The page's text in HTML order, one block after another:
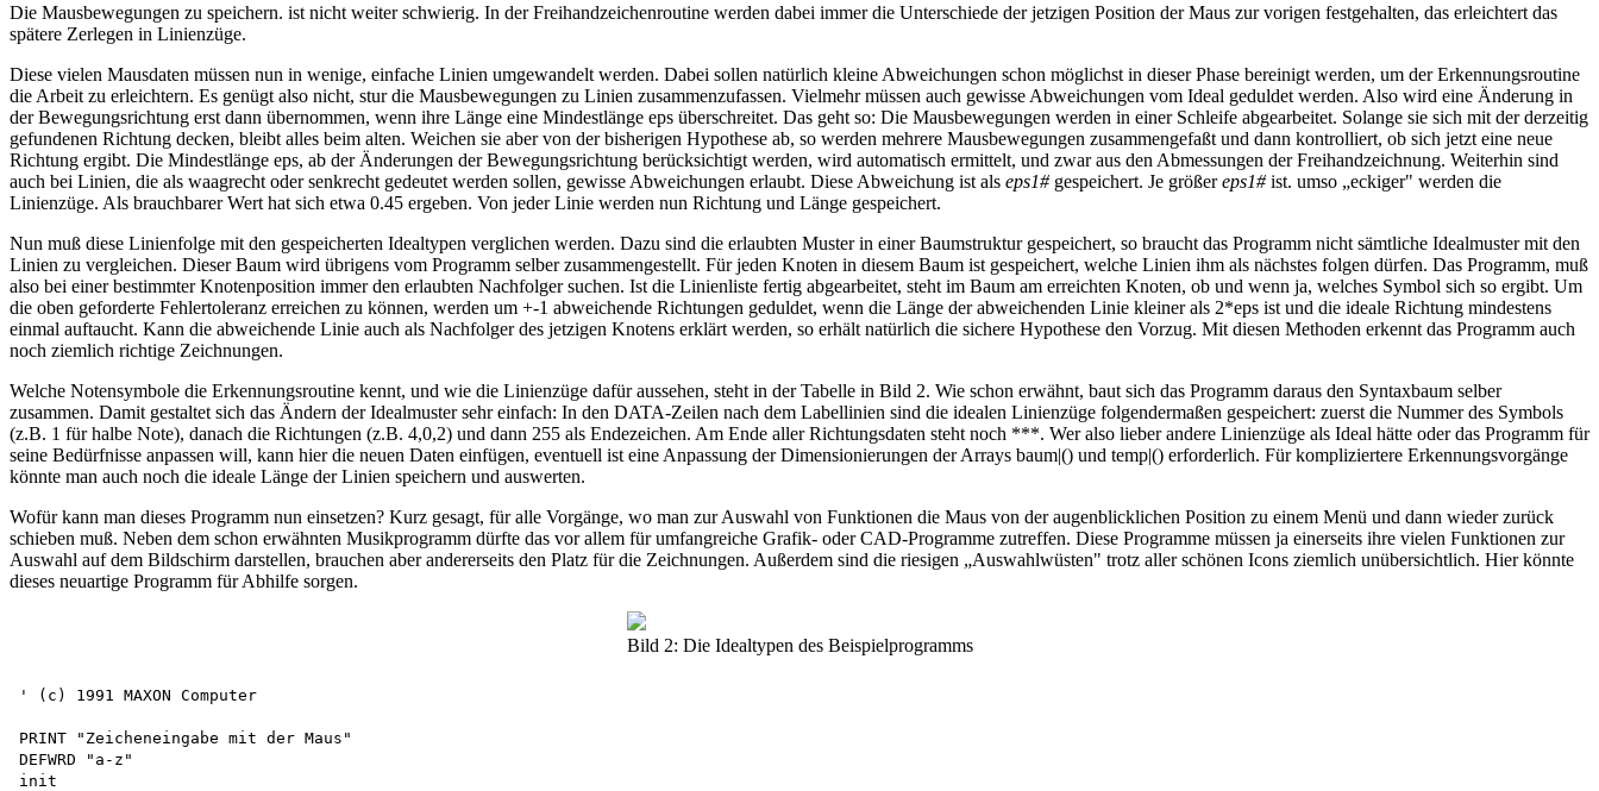
Die Mausbewegungen zu speichern. ist nicht weiter schwierig. In der Freihandzeichenroutine werden dabei immer die Unterschiede der jetzigen Position der Maus zur vorigen festgehalten, das erleichtert das
spätere Zerlegen in Linienzüge.
Diese vielen Mausdaten müssen nun in wenige, einfache Linien umgewandelt werden. Dabei sollen natürlich kleine Abweichungen schon möglichst in dieser Phase bereinigt werden, um der Erkennungsroutine
die Arbeit zu erleichtern. Es genügt also nicht, stur die Mausbewegungen zu Linien zusammenzufassen. Vielmehr müssen auch gewisse Abweichungen vom Ideal geduldet werden. Also wird eine Änderung in
der Bewegungsrichtung erst dann übernommen, wenn ihre Länge eine Mindestlänge eps überschreitet. Das geht so: Die Mausbewegungen werden in einer Schleife abgearbeitet. Solange sie sich mit der derzeitig
gefundenen Richtung decken, bleibt alles beim alten. Weichen sie aber von der bisherigen Hypothese ab, so werden mehrere Mausbewegungen zusammengefaßt und dann kontrolliert, ob sich jetzt eine neue
Richtung ergibt. Die Mindestlänge eps, ab der Änderungen der Bewegungsrichtung berücksichtigt werden, wird automatisch ermittelt, und zwar aus den Abmessungen der Freihandzeichnung. Weiterhin sind
auch bei Linien, die als waagrecht oder senkrecht gedeutet werden sollen, gewisse Abweichungen erlaubt. Diese Abweichung ist als eps1#gespeichert. Je größereps1#ist. umso „eckiger" werden die
Linienzüge. Als brauchbarer Wert hat sich etwa 0.45 ergeben. Von jeder Linie werden nun Richtung und Länge gespeichert.
Nun muß diese Linienfolge mit den gespeicherten Idealtypen verglichen werden. Dazu sind die erlaubten Muster in einer Baumstruktur gespeichert, so braucht das Programm nicht sämtliche Idealmuster mit den
Linien zu vergleichen. Dieser Baum wird übrigens vom Programm selber zusammengestellt. Für jeden Knoten in diesem Baum ist gespeichert, welche Linien ihm als nächstes folgen dürfen. Das Programm, muß
also bei einer bestimmter Knotenposition immer den erlaubten Nachfolger suchen. Ist die Linienliste fertig abgearbeitet, steht im Baum am erreichten Knoten, ob und wenn ja, welches Symbol sich so ergibt. Um
die oben geforderte Fehlertoleranz erreichen zu können, werden um +-1 abweichende Richtungen geduldet, wenn die Länge der abweichenden Linie kleiner als 2*eps ist und die ideale Richtung mindestens
einmal auftaucht. Kann die abweichende Linie auch als Nachfolger des jetzigen Knotens erklärt werden, so erhält natürlich die sichere Hypothese den Vorzug. Mit diesen Methoden erkennt das Programm auch
noch ziemlich richtige Zeichnungen.
Welche Notensymbole die Erkennungsroutine kennt, und wie die Linienzüge dafür aussehen, steht in der Tabelle in Bild 2. Wie schon erwähnt, baut sich das Programm daraus den Syntaxbaum selber
zusammen. Damit gestaltet sich das Ändern der Idealmuster sehr einfach: In den DATA-Zeilen nach dem Labellinien sind die idealen Linienzüge folgendermaßen gespeichert: zuerst die Nummer des Symbols
(z.B. 1 für halbe Note), danach die Richtungen (z.B. 4,0,2) und dann 255 als Endezeichen. Am Ende aller Richtungsdaten steht noch ***. Wer also lieber andere Linienzüge als Ideal hätte oder das Programm für
seine Bedürfnisse anpassen will, kann hier die neuen Daten einfügen, eventuell ist eine Anpassung der Dimensionierungen der Arrays baum|() und temp|() erforderlich. Für kompliziertere Erkennungsvorgänge
könnte man auch noch die ideale Länge der Linien speichern und auswerten.
Wofür kann man dieses Programm nun einsetzen? Kurz gesagt, für alle Vorgänge, wo man zur Auswahl von Funktionen die Maus von der augenblicklichen Position zu einem Menü und dann wieder zurück
schieben muß. Neben dem schon erwähnten Musikprogramm dürfte das vor allem für umfangreiche Grafik- oder CAD-Programme zutreffen. Diese Programme müssen ja einerseits ihre vielen Funktionen zur
Auswahl auf dem Bildschirm darstellen, brauchen aber andererseits den Platz für die Zeichnungen. Außerdem sind die riesigen „Auswahlwüsten" trotz aller schönen Icons ziemlich unübersichtlich. Hier könnte
dieses neuartige Programm für Abhilfe sorgen.
Bild 2: Die Idealtypen des Beispielprogramms
' (c) 1991 MAXON Computer
PRINT "Zeicheneingabe mit der Maus"
DEFWRD "a-z"
init